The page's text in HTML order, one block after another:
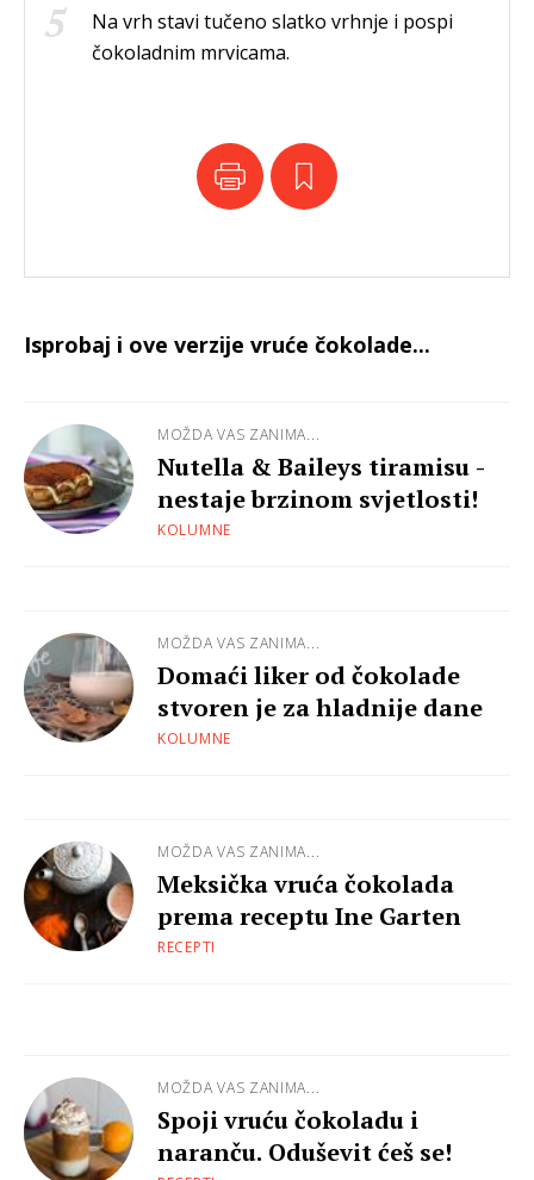
Na vrh stavi tučeno slatko vrhnje i pospi
čokoladnim mrvicama.
Isprobaj i ove verzije vruće čokolade...
MOŽDA VAS ZANIMA...
Nutella & Baileys tiramisu -
nestaje brzinom svjetlosti!
KOLUMNE
MOŽDA VAS ZANIMA...
Domaći liker od čokolade
stvoren je za hladnije dane
KOLUMNE
MOŽDA VAS ZANIMA...
Meksička vruća čokolada
prema receptu Ine Garten
RECEPTI
MOŽDA VAS ZANIMA...
Spoji vruću čokoladu i
naranču. Oduševit ćeš se!